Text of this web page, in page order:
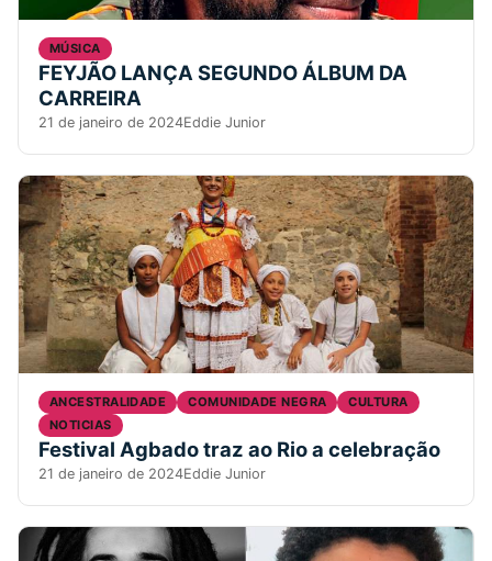
MÚSICA
FEYJÃO LANÇA SEGUNDO ÁLBUM DA
CARREIRA
21 de janeiro de 2024Eddie Junior
ANCESTRALIDADE COMUNIDADE NEGRA
CULTURA
NOTICIAS
Festival Agbado traz ao Rio a celebração
21 de janeiro de 2024Eddie Junior